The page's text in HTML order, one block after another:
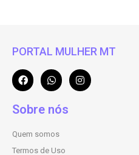
PORTAL MULHER MT
Sobre nós
Quem somos
Termos de Uso